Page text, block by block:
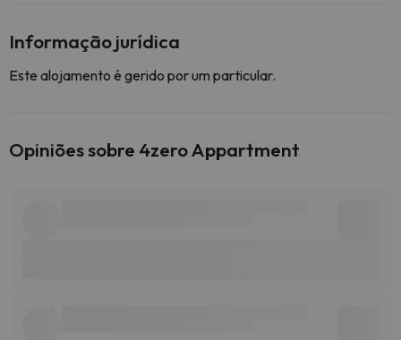
Informação jurídica
Este alojamento é gerido por um particular.
Opiniões sobre 4zero Appartment